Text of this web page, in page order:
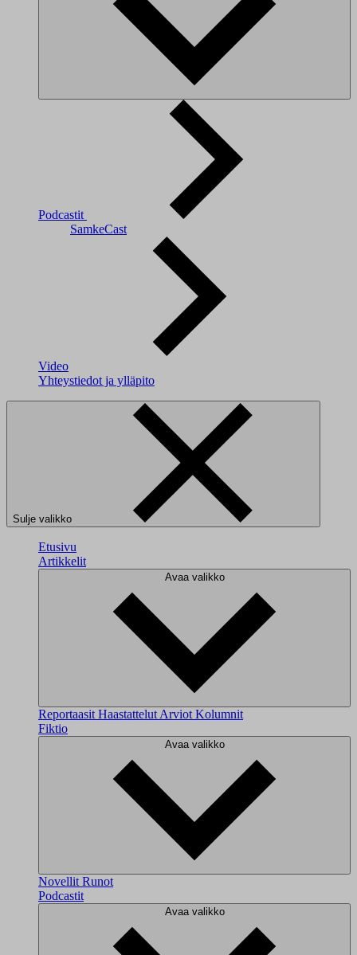
Podcastit
SamkeCast
Video
Yhteystiedot ja ylläpito
Sulje valikko
Etusivu
Artikkelit
Avaa valikko
Reportaasit Haastattelut Arviot Kolumnit
Fiktio
Avaa valikko
Novellit Runot
Podcastit
Avaa valikko